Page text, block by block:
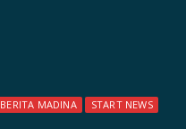
BERITA MADINA START NEWS